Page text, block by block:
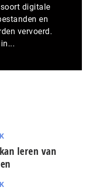
digitale
en
vervoerd.
leren van